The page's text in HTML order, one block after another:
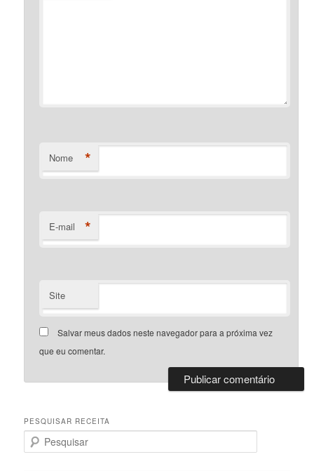
Nome *
E-mail *
Site
Salvar meus dados neste navegador para a próxima vez
que eu comentar.
PESQUISAR RECEITA
e